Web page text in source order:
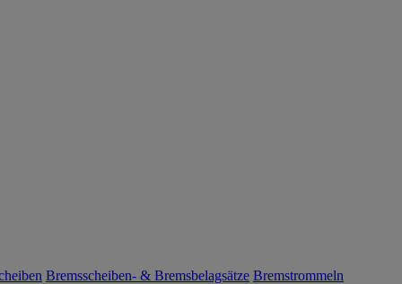
Bremsscheiben- & Bremsbelagsätze Bremstrommeln